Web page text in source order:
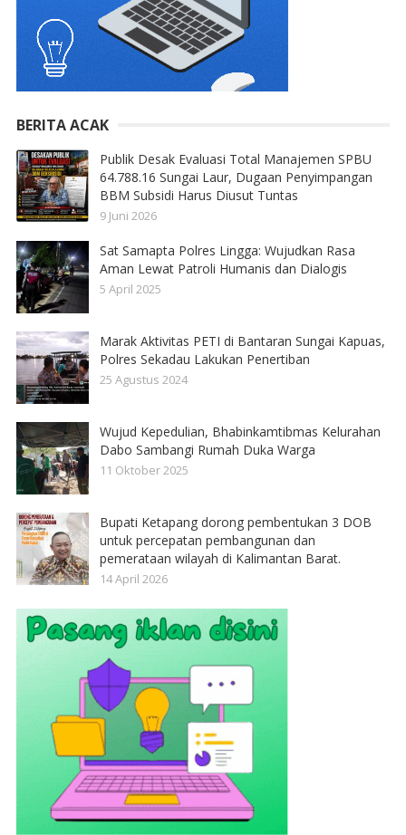
BERITA ACAK
Publik Desak Evaluasi Total Manajemen SPBU
64.788.16 Sungai Laur, Dugaan Penyimpangan
BBM Subsidi Harus Diusut Tuntas
9 Juni 2026
Sat Samapta Polres Lingga: Wujudkan Rasa
Aman Lewat Patroli Humanis dan Dialogis
5 April 2025
Marak Aktivitas PETI di Bantaran Sungai Kapuas,
Polres Sekadau Lakukan Penertiban
25 Agustus 2024
Wujud Kepedulian, Bhabinkamtibmas Kelurahan
Dabo Sambangi Rumah Duka Warga
11 Oktober 2025
Bupati Ketapang dorong pembentukan 3 DOB
untuk percepatan pembangunan dan
pemerataan wilayah di Kalimantan Barat.
14 April 2026